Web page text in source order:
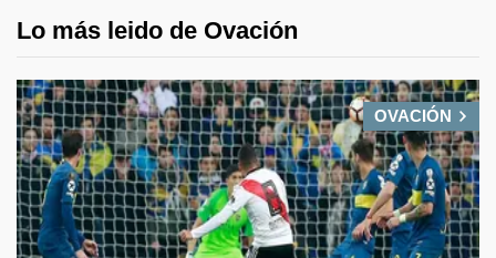
Lo más leido de Ovación
OVACIÓN